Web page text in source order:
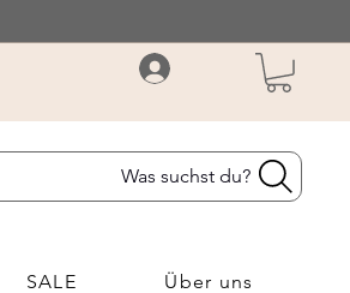
Was suchst du?
SALE Über uns